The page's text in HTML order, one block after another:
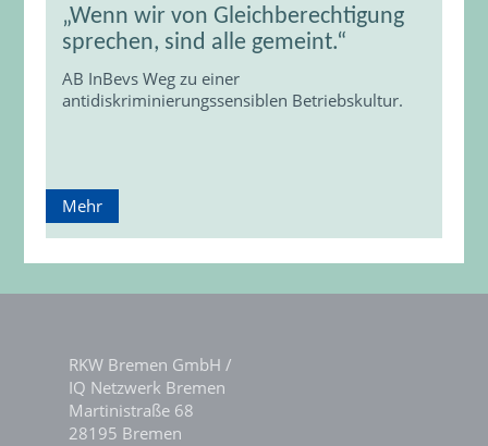
„Wenn wir von Gleichberechtigung
sprechen, sind alle gemeint.“
AB InBevs Weg zu einer
antidiskriminierungssensiblen Betriebskultur.
Mehr
RKW Bremen GmbH /
IQ Netzwerk Bremen
Martinistraße 68
28195 Bremen